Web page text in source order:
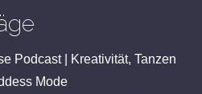
Podcast | Kreativität, Tanzen
Mode